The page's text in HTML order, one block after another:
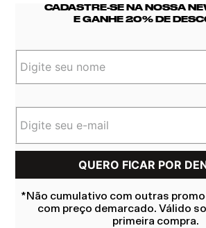
CADASTRE-SE NA NOSSA
E GANHE 20% DE
*Não cumulativo com outras
com preço demarcado. Válido
primeira compra.